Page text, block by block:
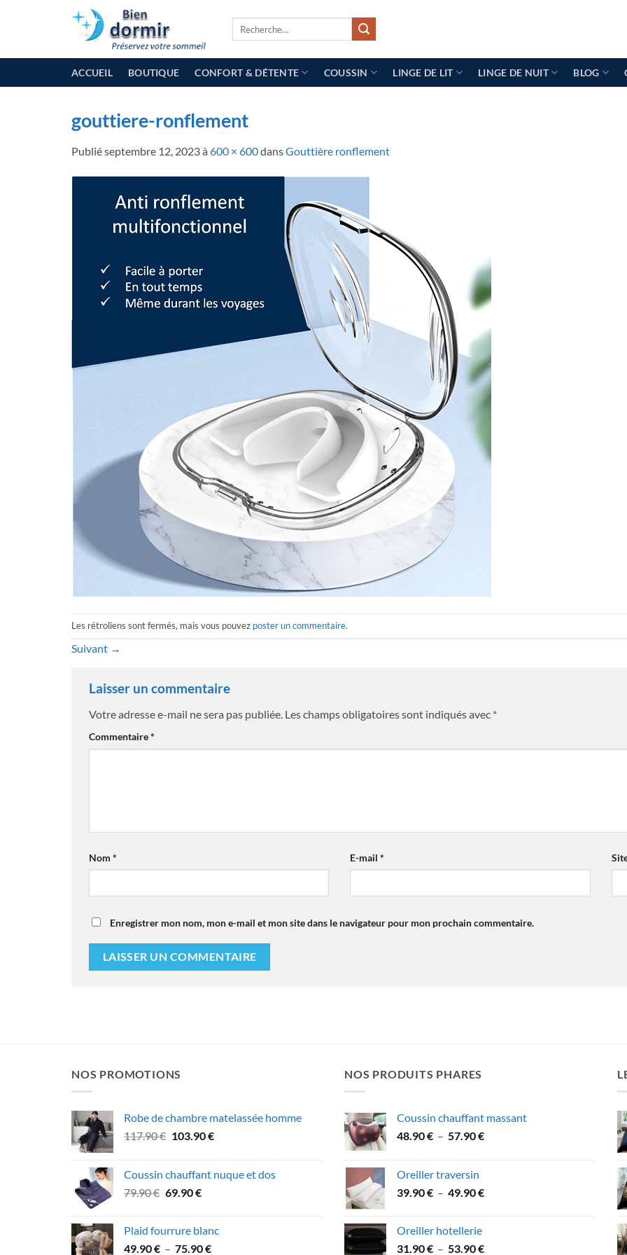
ACCUEIL BOUTIQUE CONFORT & DÉTENTE COUSSIN LINGE DE LIT LINGE DE NUIT BLOG
gouttiere-ronflement
Publiéseptembre 12, 2023à 600 × 600dansGouttière ronflement
Les rétroliens sont fermés, mais vous pouvez poster un commentaire.
Suivant →
Laisser un commentaire
Votre adresse e-mail ne sera pas publiée. Les champs obligatoires sont indiqués avec *
Commentaire*
Nom * E-mail*
Enregistrer mon nom, mon e-mail et mon site dans le navigateur pour mon prochain commentaire.
NOS PROMOTIONS
Robe de chambre matelassée homme
117.90€ Le
était :
117.90 €.
103.90€Le
est :
Coussin chauffant nuque et dos
79.90€ Le
était :
79.90 €.
69.90€Le
est :
69.90 €.
Plaid fourrure blanc
49.90€ – 75.90€Plage
NOS PRODUITS PHARES
Coussin chauffant massant
48.90€ – 57.90€Plage
à
Oreiller traversin
39.90€ – 49.90€Plage
à
Oreiller hotellerie
31.90€ – 53.90€Plage